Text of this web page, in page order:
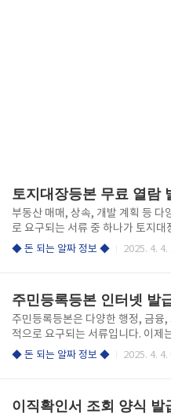
토지대장등본 무료 열람
부동산 매매, 상속, 개발 계획 등 다
로 요구되는 서류 중 하나가 토지대
에는 주민센터를 방문해야만 발급
신청 절차 정부 24를 통해 온라인으
장등본을 발급받을 수 있습니다. 아
해 보세요. 1. 정부 24 홈페이지에
인증서(구 공인인증서), 카카오톡
합니다. 3. 검색창에 "토지대장"을
◆ 돈 되는 알짜 정보 ◆ 2025. 4. 4.
주민등록등본 인터넷 발
주민등록등본은 다양한 행정, 금융,
적으로 요구되는 서류입니다. 이제
24) 웹사이트를 통해 집에서 3분 안
증 (카카오, PASS 등)프린터 (출력
◆ 돈 되는 알짜 정보 ◆ 2025. 4. 4.
이직확인서 조회 양식 발